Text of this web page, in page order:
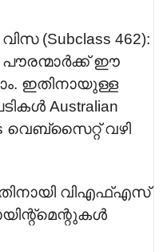
(Subclass 462):
ഈ
ഇതിനായുള്ള
Australian
വെബ്സൈറ്റ് വഴി
വിഎഫ്‌എസ്